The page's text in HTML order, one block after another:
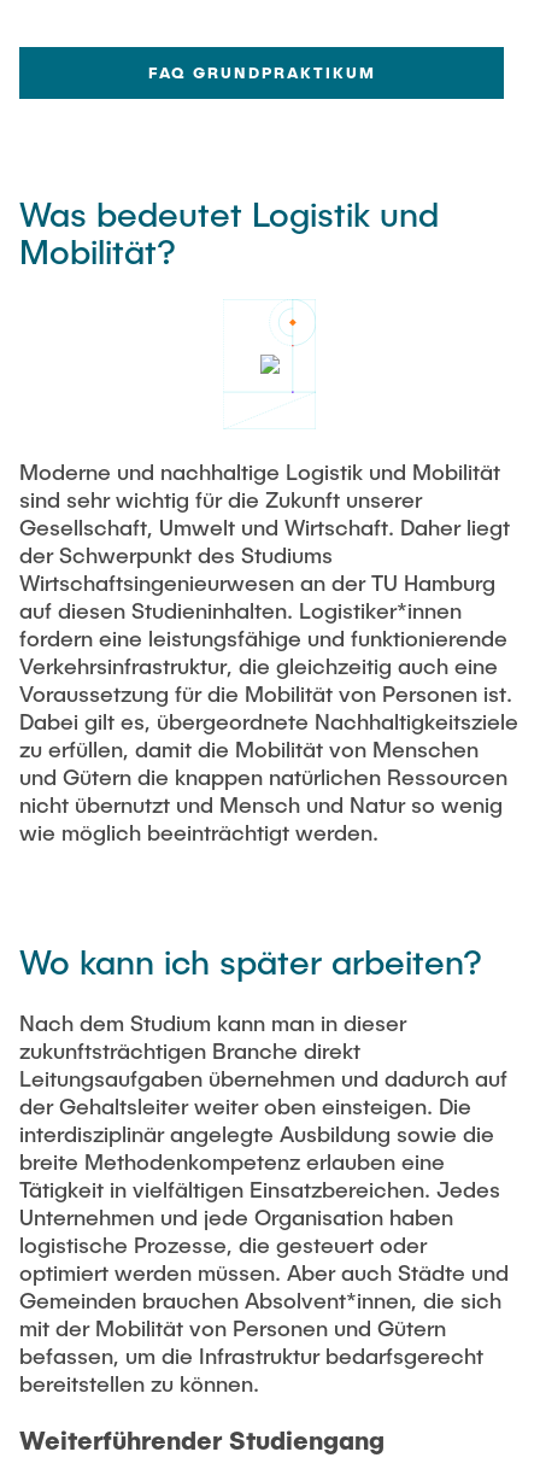
FAQ GRUNDPRAKTIKUM
Was bedeutet Logistik und
Mobilität?
Moderne und nachhaltige Logistik und Mobilität
sind sehr wichtig für die Zukunft unserer
Gesellschaft, Umwelt und Wirtschaft. Daher liegt
der Schwerpunkt des Studiums
Wirtschaftsingenieurwesen an der TU Hamburg
auf diesen Studieninhalten. Logistiker*innen
fordern eine leistungsfähige und funktionierende
Verkehrsinfrastruktur, die gleichzeitig auch eine
Voraussetzung für die Mobilität von Personen ist.
Dabei gilt es, übergeordnete Nachhaltigkeitsziele
zu erfüllen, damit die Mobilität von Menschen
und Gütern die knappen natürlichen Ressourcen
nicht übernutzt und Mensch und Natur so wenig
wie möglich beeinträchtigt werden.
Wo kann ich später arbeiten?
Nach dem Studium kann man in dieser
zukunftsträchtigen Branche direkt
Leitungsaufgaben übernehmen und dadurch auf
der Gehaltsleiter weiter oben einsteigen. Die
interdisziplinär angelegte Ausbildung sowie die
breite Methodenkompetenz erlauben eine
Tätigkeit in vielfältigen Einsatzbereichen. Jedes
Unternehmen und jede Organisation haben
logistische Prozesse, die gesteuert oder
optimiert werden müssen. Aber auch Städte und
Gemeinden brauchen Absolvent*innen, die sich
mit der Mobilität von Personen und Gütern
befassen, um die Infrastruktur bedarfsgerecht
bereitstellen zu können.
Weiterführender Studiengang